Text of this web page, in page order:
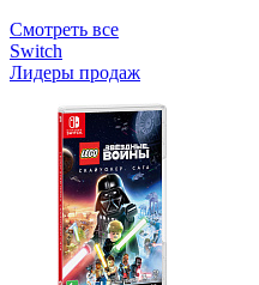
Смотреть все
Switch
Лидеры продаж